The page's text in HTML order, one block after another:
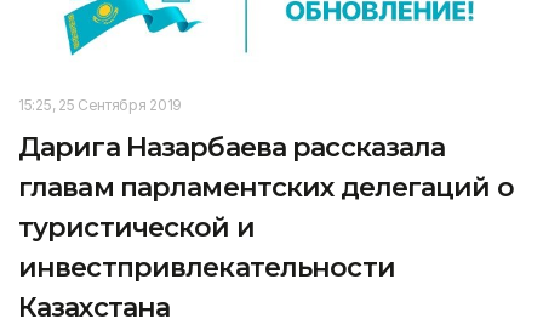
15:25, 25 Сентября 2019
Дарига Назарбаева рассказала
главам парламентских делегаций о
туристической и
инвестпривлекательности
Казахстана